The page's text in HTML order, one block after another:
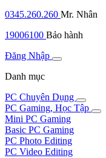
0345.260.260 Mr. Nhân
19006100 Bảo hành
Đăng Nhập
Danh mục
PC Chuyên Dụng
PC Gaming, Học Tập
Mini PC Gaming
Basic PC Gaming
PC Photo Editing
PC Video Editing